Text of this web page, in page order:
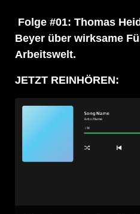
Folge #01: Thomas
Beyer über wirksame
Arbeitswelt.
JETZT REINHÖREN: